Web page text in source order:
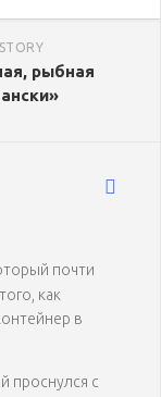
рыбная
почти
как
в
проснулся с